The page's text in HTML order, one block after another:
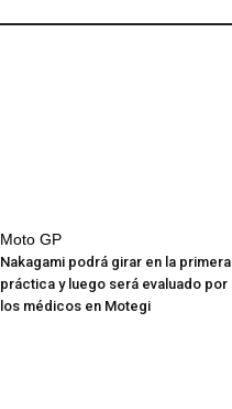
Moto GP
Nakagami podrá girar en la primera
práctica y luego será evaluado por
los médicos en Motegi